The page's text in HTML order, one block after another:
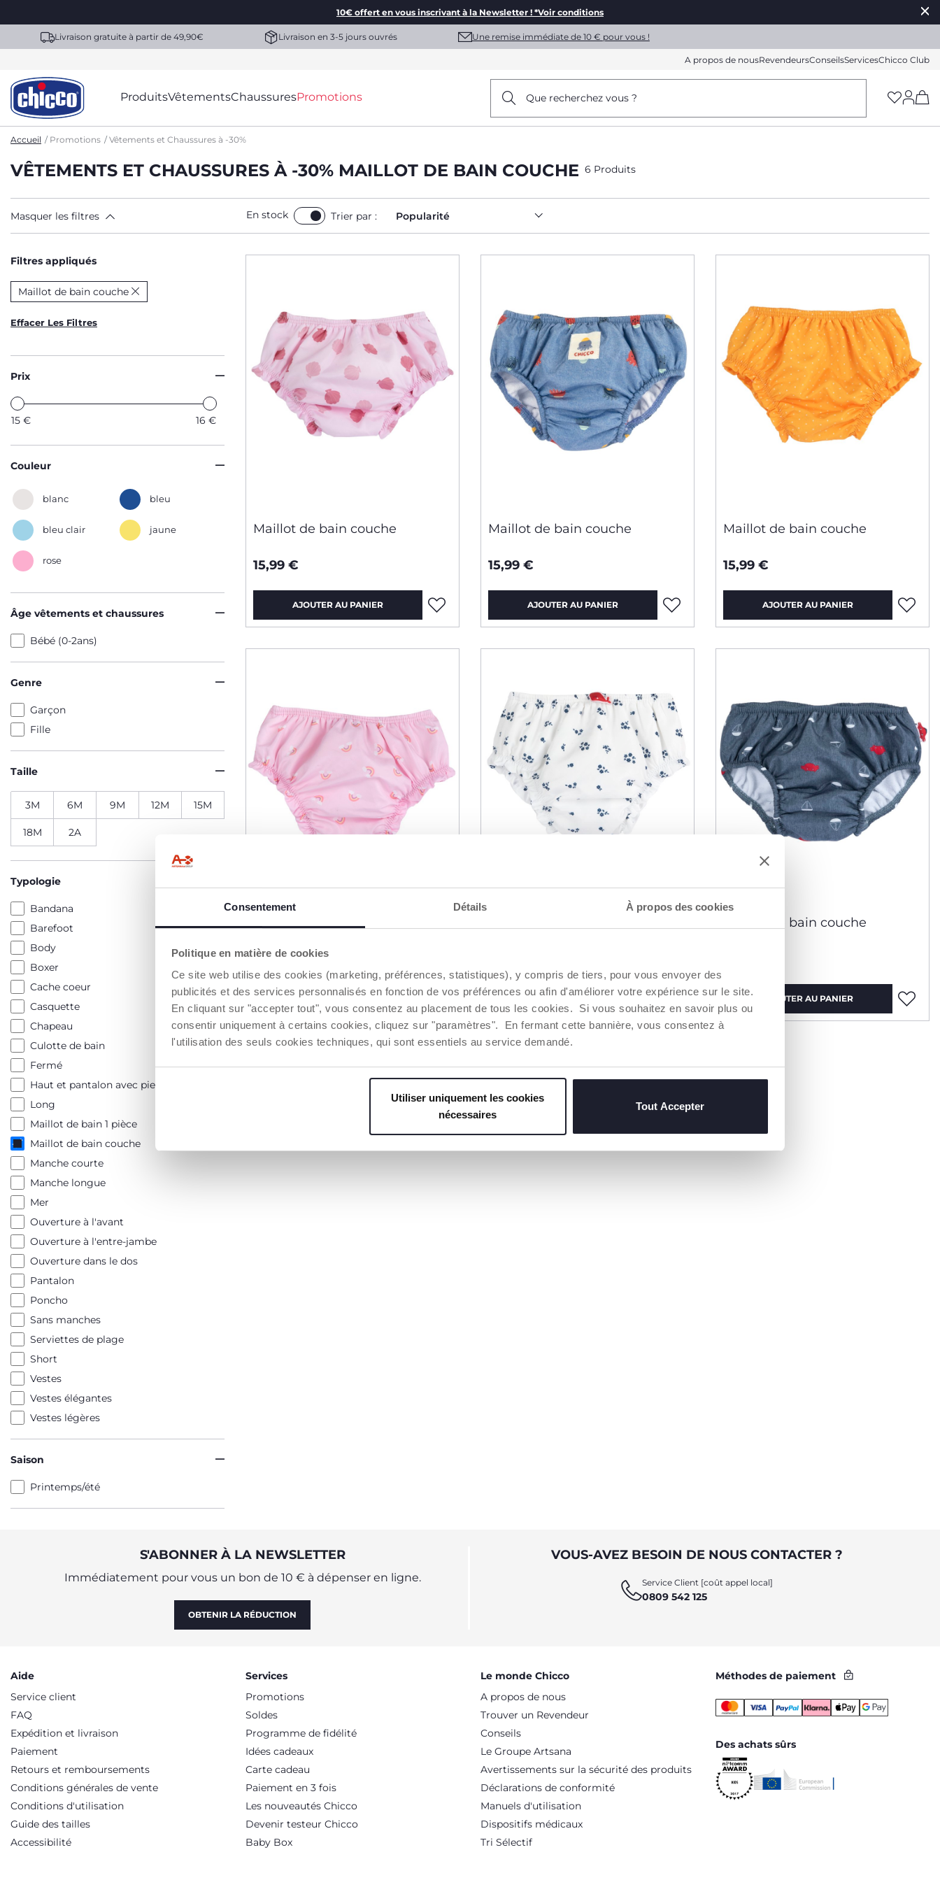
Consentement Détails À propos des cookies
Politique en matière de cookies
Ce site web utilise des cookies (marketing, préférences, statistiques), y compris de tiers, pour vous envoyer des
publicités et des services personnalisés en fonction de vos préférences ou afin d'améliorer votre expérience sur le site.
En cliquant sur "accepter tout", vous consentez au placement de tous les cookies. Si vous souhaitez en savoir plus ou
consentir uniquement à certains cookies, cliquez sur "paramètres". En fermant cette bannière, vous consentez à
l'utilisation des seuls cookies techniques, qui sont essentiels au service demandé.
Utiliser uniquement les cookies
nécessaires
Tout Accepter
10€ offert en vous inscrivant à la Newsletter ! *Voir conditions
Livraison gratuite à partir de 49,90€ Livraison en 3-5 jours ouvrés Une remise immédiate de 10 € pour vous !
A propos de nousRevendeursConseilsServicesChicco Club
ProduitsVêtementsChaussuresPromotions Que recherchez vous ?
Accueil Promotions Vêtements et Chaussures à -30%
VÊTEMENTS ET CHAUSSURES À -30% MAILLOT DE BAIN COUCHE 6 Produits
Masquer les filtres En stock Trier par : Popularité
Filtres appliqués
Maillot de bain couche
Effacer Les Filtres
Prix
15 € 16 €
Couleur
blanc bleu
bleu clair jaune
rose
Âge vêtements et chaussures
Bébé (0-2ans)
Genre
Garçon
Fille
Taille
3M 6M 9M 12M 15M
18M 2A
Typologie
Bandana
Barefoot
Body
Boxer
Cache coeur
Casquette
Chapeau
Culotte de bain
Fermé
Haut et pantalon avec pieds
Long
Maillot de bain 1 pièce
Maillot de bain couche
Manche courte
Manche longue
Mer
Ouverture à l'avant
Ouverture à l'entre-jambe
Ouverture dans le dos
Pantalon
Poncho
Sans manches
Serviettes de plage
Short
Vestes
Vestes élégantes
Vestes légères
Saison
Printemps/été
Maillot de bain couche
15,99 €
AJOUTER AU PANIER
Maillot de bain couche
15,99 €
AJOUTER AU PANIER
Maillot de bain couche
15,99 €
AJOUTER AU PANIER
Maillot de bain couche
15,99 €
AJOUTER AU PANIER AJOUTER AU PANIER
Maillot de bain couche
AJOUTER AU PANIER
S'ABONNER À LA NEWSLETTER
Immédiatement pour vous un bon de 10 € à dépenser en ligne.
OBTENIR LA RÉDUCTION
VOUS-AVEZ BESOIN DE NOUS CONTACTER ?
Service Client [coût appel local]
0809 542 125
Aide
Service client
FAQ
Expédition et livraison
Paiement
Retours et remboursements
Conditions générales de vente
Conditions d'utilisation
Guide des tailles
Accessibilité
Services
Promotions
Soldes
Programme de fidélité
Idées cadeaux
Carte cadeau
Paiement en 3 fois
Les nouveautés Chicco
Devenir testeur Chicco
Baby Box
Le monde Chicco
A propos de nous
Trouver un Revendeur
Conseils
Le Groupe Artsana
Avertissements sur la sécurité des produits
Déclarations de conformité
Manuels d'utilisation
Dispositifs médicaux
Tri Sélectif
Méthodes de paiement
Des achats sûrs